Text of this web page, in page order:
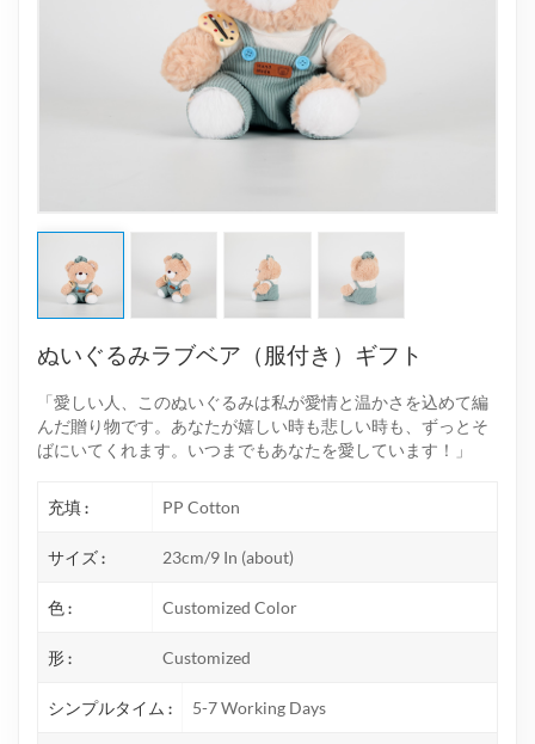
ぬいぐるみラブベア（服付き）ギフト
「愛しい人、このぬいぐるみは私が愛情と温かさを込めて編
んだ贈り物です。あなたが嬉しい時も悲しい時も、ずっとそ
ばにいてくれます。いつまでもあなたを愛しています！」
充填 : PP Cotton
サイズ : 23cm/9 In (about)
色 : Customized Color
形 : Customized
シンプルタイム : 5-7 Working Days